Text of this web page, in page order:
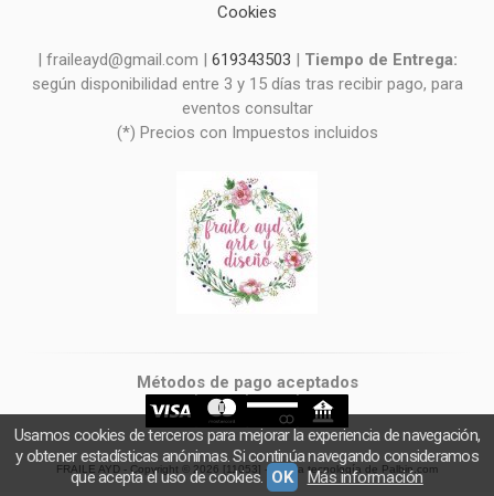
Cookies
| fraileayd@gmail.com | 619343503 | Tiempo de Entrega:
según disponibilidad entre 3 y 15 días tras recibir pago, para
eventos consultar
(*) Precios con Impuestos incluidos
Métodos de pago aceptados
FRAILE AYD - Copyright © 2026 [11053] - Con la tecnología de Palbin.com
Usamos cookies de terceros para mejorar la experiencia de navegación,
y obtener estadísticas anónimas. Si continúa navegando consideramos
que acepta el uso de cookies. OK Más información